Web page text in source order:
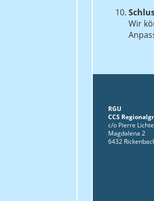
Wir
RGU
CCS
c/o Pierre
Magdalena 2
6432